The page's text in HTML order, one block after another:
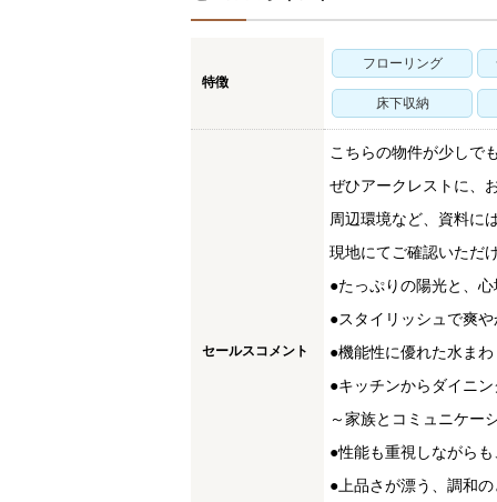
特徴
フローリング
床下収納
セールスコメント
こちらの物件が少しで
ぜひアークレストに、
周辺環境など、資料に
現地にてご確認いただ
●たっぷりの陽光と、
●スタイリッシュで爽
●機能性に優れた水ま
●キッチンからダイニ
～家族とコミュニケー
●性能も重視しながら
●上品さが漂う、調和